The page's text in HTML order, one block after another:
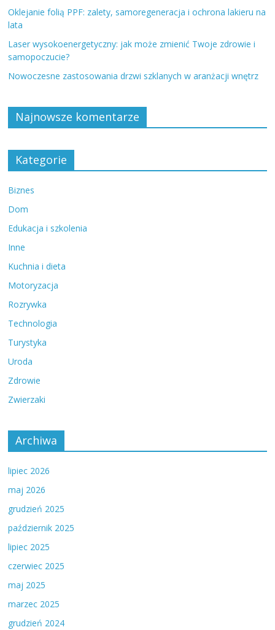
Oklejanie folią PPF: zalety, samoregeneracja i ochrona lakieru na
lata
Laser wysokoenergetyczny: jak może zmienić Twoje zdrowie i
samopoczucie?
Nowoczesne zastosowania drzwi szklanych w aranżacji wnętrz
Najnowsze komentarze
Kategorie
Biznes
Dom
Edukacja i szkolenia
Inne
Kuchnia i dieta
Motoryzacja
Rozrywka
Technologia
Turystyka
Uroda
Zdrowie
Zwierzaki
Archiwa
lipiec 2026
maj 2026
grudzień 2025
październik 2025
lipiec 2025
czerwiec 2025
maj 2025
marzec 2025
grudzień 2024